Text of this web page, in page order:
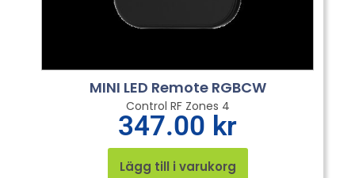
MINI LED Remote RGBCW
Control RF Zones 4
347.00 kr
Lägg till i varukorg